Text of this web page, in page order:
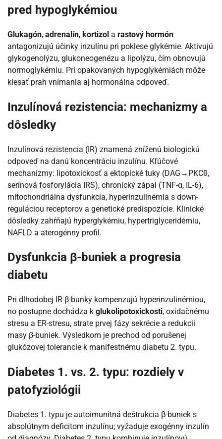
pred hypoglykémiou
Glukagón, adrenalín, kortizol a rastový hormón
antagonizujú účinky inzulínu pri poklese glykémie. Aktivujú
glykogenolýzu, glukoneogenézu a lipolýzu, čím obnovujú
normoglykémiu. Pri opakovaných hypoglykémiách môže
klesať prah vnímania aj hormonálna odpoveď.
Inzulínová rezistencia: mechanizmy a
dôsledky
Inzulínová rezistencia (IR) znamená zníženú biologickú
odpoveď na danú koncentráciu inzulínu. Kľúčové
mechanizmy: lipotoxickosť a ektopické tuky (DAG→PKCθ,
serínová fosforylácia IRS), chronický zápal (TNF-α, IL-6),
mitochondriálna dysfunkcia, hyperinzulinémia s down-
reguláciou receptorov a genetické predispozície. Klinické
dôsledky zahŕňajú hyperglykémiu, hypertriglyceridémiu,
NAFLD a aterogénny profil.
Dysfunkcia β-buniek a progresia
diabetu
Pri dlhodobej IR β-bunky kompenzujú hyperinzulinémiou,
no postupne dochádza k glukolipotoxickosti, oxidačnému
stresu a ER-stresu, strate prvej fázy sekrécie a redukcii
masy β-buniek. Výsledkom je prechod od porušenej
glukózovej tolerancie k manifestnému diabetu 2. typu.
Diabetes 1. vs. 2. typu: rozdiely v
patofyziológii
Diabetes 1. typu je autoimunitná deštrukcia β-buniek s
absolútnym deficitom inzulínu; vyžaduje exogénny inzulín